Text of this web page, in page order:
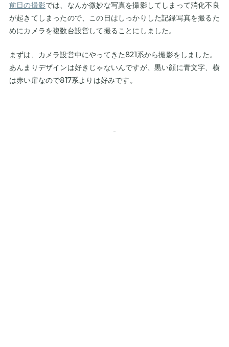
前日の撮影では、なんか微妙な写真を撮影してしまって消化不良
が起きてしまったので、この日はしっかりした記録写真を撮るた
めにカメラを複数台設営して撮ることにしました。
まずは、カメラ設営中にやってきた821系から撮影をしました。
あんまりデザインは好きじゃないんですが、黒い顔に青文字、横
は赤い扉なので817系よりは好みです。